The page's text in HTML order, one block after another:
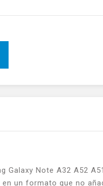
Galaxy Note A32 A52
un formato que no